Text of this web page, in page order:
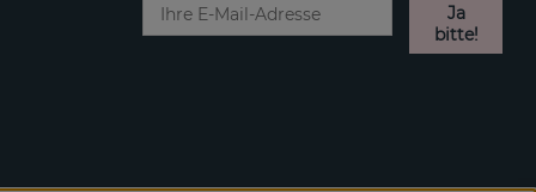
Ja
bitte!